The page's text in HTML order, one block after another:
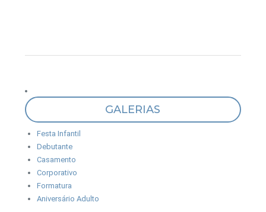
GALERIAS
Festa Infantil
Debutante
Casamento
Corporativo
Formatura
Aniversário Adulto